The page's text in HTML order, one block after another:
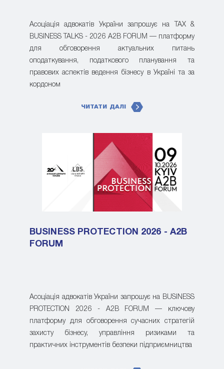
Асоціація адвокатів України запрошує на TAX &
BUSINESS TALKS - 2026 A2B FORUM — платформу
для обговорення актуальних питань
оподаткування, податкового планування та
правових аспектів ведення бізнесу в Україні та за
кордоном
ЧИТАТИ ДАЛІ
BUSINESS PROTECTION 2026 - A2B
FORUM
Асоціація адвокатів України запрошує на BUSINESS
PROTECTION 2026 - A2B FORUM — ключову
платформу для обговорення сучасних стратегій
захисту бізнесу, управління ризиками та
практичних інструментів безпеки підприємництва